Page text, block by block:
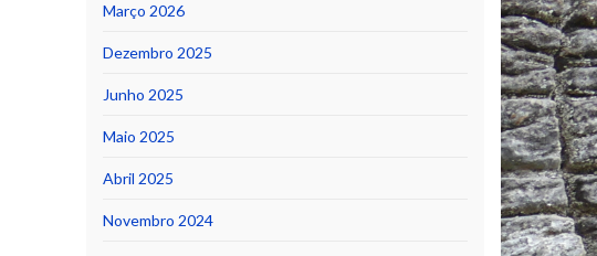
Março 2026
Dezembro 2025
Junho 2025
Maio 2025
Abril 2025
Novembro 2024